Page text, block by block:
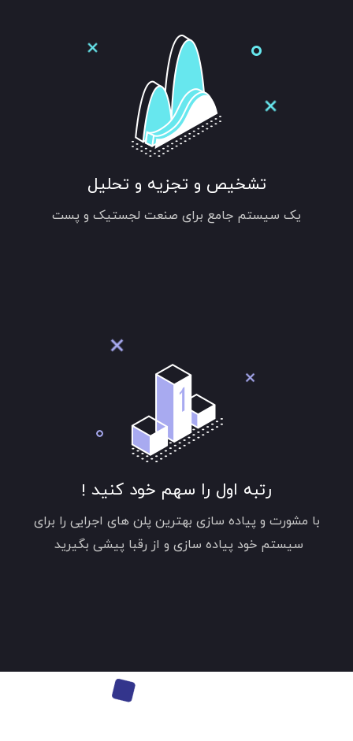
تشخیص و تجزیه و تحلیل
یک سیستم جامع برای صنعت لجستیک و پست
رتبه اول را سهم خود کنید !
با مشورت و پیاده سازی بهترین پلن های اجرایی را برای
سیستم خود پیاده سازی و از رقبا پیشی بگیرید